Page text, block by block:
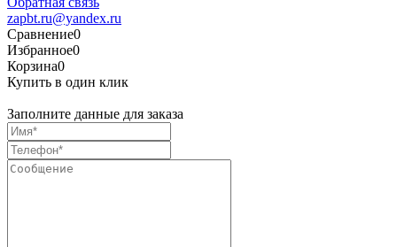
zapbt.ru@yandex.ru
Сравнение0
Избранное0
Корзина0
Купить в один клик
Заполните данные для заказа